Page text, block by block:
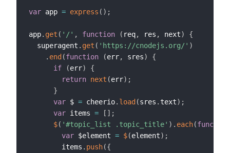
var app = express ( ) ;
app. get ( '/' , function ( req, res , next)
{
  superagent
. get ( 'https://cnodejs.org/' )
. end (function (err, sres)
{
if
(err)
{
return next (err) ;
}
var $ = cheerio. load (sres . text) ;
var items = [ ] ;
$( '#topic_list .topic_title' ) . each(function
var $element = $(element) ;
        items
. push({